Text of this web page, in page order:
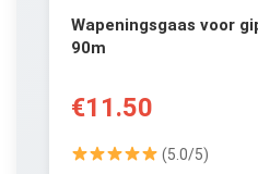
Wapeningsgaas voor
90m
€11.50
(5.0/5)